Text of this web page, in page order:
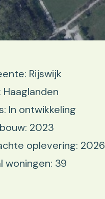
Rijswijk
Haaglanden
In ontwikkeling
2023
oplevering: 2026
woningen: 39